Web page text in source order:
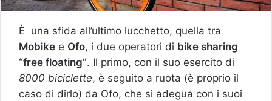
È una sfida all’ultimo lucchetto, quella tra
Mobike e Ofo, i due operatori di bike sharing
“free floating”. Il primo, con il suo esercito di
8000 biciclette, è seguito a ruota (è proprio il
caso di dirlo) da Ofo, che si adegua con i suoi